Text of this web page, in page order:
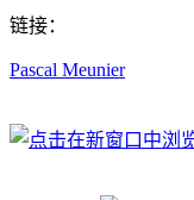
链接：
Pascal Meunier